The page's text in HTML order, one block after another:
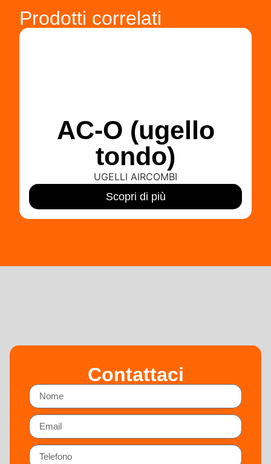
Prodotti correlati
AC-O (ugello
tondo)
UGELLI AIRCOMBI
Scopri di più
Contattaci